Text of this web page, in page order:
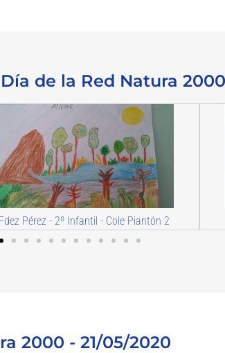
de la Red Natura
Angela - CP Jovellanos
2000 - 21/05/2020